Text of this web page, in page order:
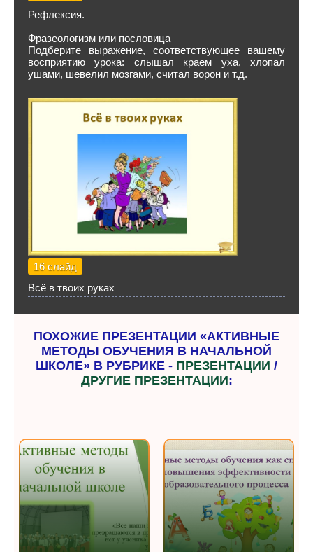
Рефлексия.
Фразеологизм или пословица
Подберите выражение, соответствующее вашему
восприятию урока: слышал краем уха, хлопал
ушами, шевелил мозгами, считал ворон и т.д.
16 слайд
Всё в твоих руках
ПОХОЖИЕ ПРЕЗЕНТАЦИИ «АКТИВНЫЕ
МЕТОДЫ ОБУЧЕНИЯ В НАЧАЛЬНОЙ
ШКОЛЕ» В РУБРИКЕ - ПРЕЗЕНТАЦИИ /
ДРУГИЕ ПРЕЗЕНТАЦИИ: